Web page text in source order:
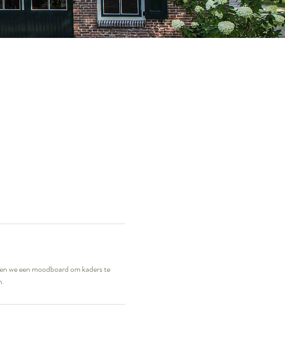
we een moodboard om kaders te